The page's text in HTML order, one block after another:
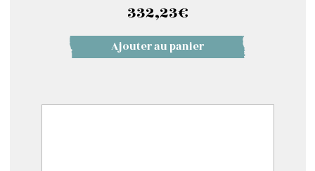
332,23€
Ajouter au panier